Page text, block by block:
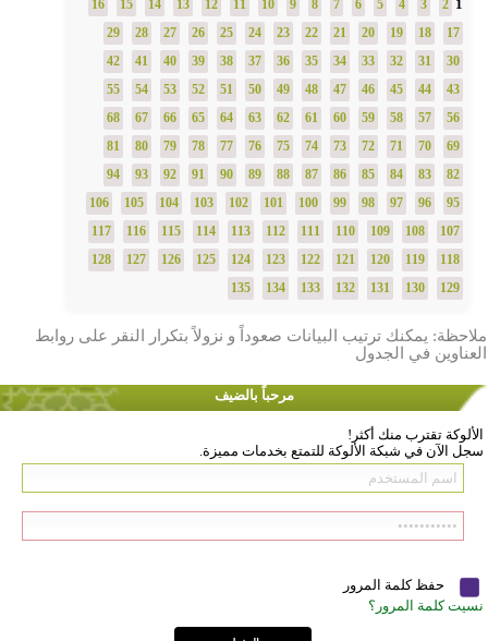
1
2
3
4
5
6
7
8
9
10
11
12
13
14
15
16
17
18
19
20
21
22
23
24
25
26
27
28
29
30
31
32
33
34
35
36
37
38
39
40
41
42
43
44
45
46
47
48
49
50
51
52
53
54
55
56
57
58
59
60
61
62
63
64
65
66
67
68
69
70
71
72
73
74
75
76
77
78
79
80
81
82
83
84
85
86
87
88
89
90
91
92
93
94
95
96
97
98
99
100
101
102
103
104
105
106
107
108
109
110
111
112
113
114
115
116
117
118
119
120
121
122
123
124
125
126
127
128
129
130
131
132
133
134
135
ملاحظة: يمكنك ترتيب البيانات صعوداً و نزولاً بتكرار النقر على روابط
العناوين في الجدول
مرحباً بالضيف
الألوكة تقترب منك أكثر!
سجل الآن في شبكة الألوكة للتمتع بخدمات مميزة.
حفظ كلمة المرور
نسيت كلمة المرور؟